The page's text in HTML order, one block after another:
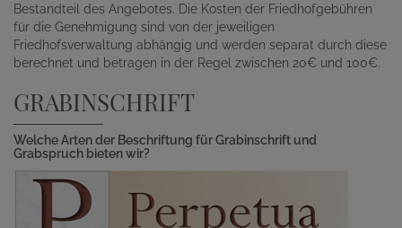
Bestandteil des Angebotes. Die Kosten der Friedhofgebühren
für die Genehmigung sind von der jeweiligen
Friedhofsverwaltung abhängig und werden separat durch diese
berechnet und betragen in der Regel zwischen 20€ und 100€.
GRABINSCHRIFT
Welche Arten der Beschriftung für Grabinschrift und
Grabspruch bieten wir?